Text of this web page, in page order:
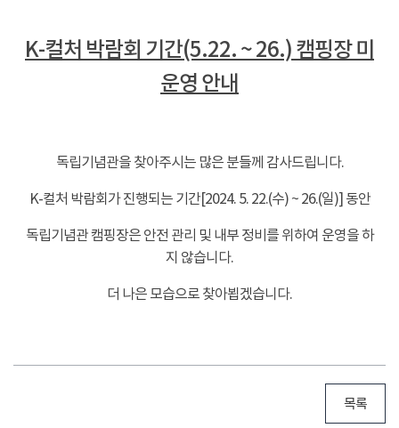
K-컬처 박람회 기간(5.22. ~ 26.) 캠핑장 미
운영 안내
독립기념관을 찾아주시는 많은 분들께 감사드립니다.
K-컬처 박람회가 진행되는 기간[2024. 5. 22.(수) ~ 26.(일)] 동안
독립기념관 캠핑장은 안전 관리 및 내부 정비를 위하여 운영을 하
지 않습니다.
더 나은 모습으로 찾아뵙겠습니다.
목록